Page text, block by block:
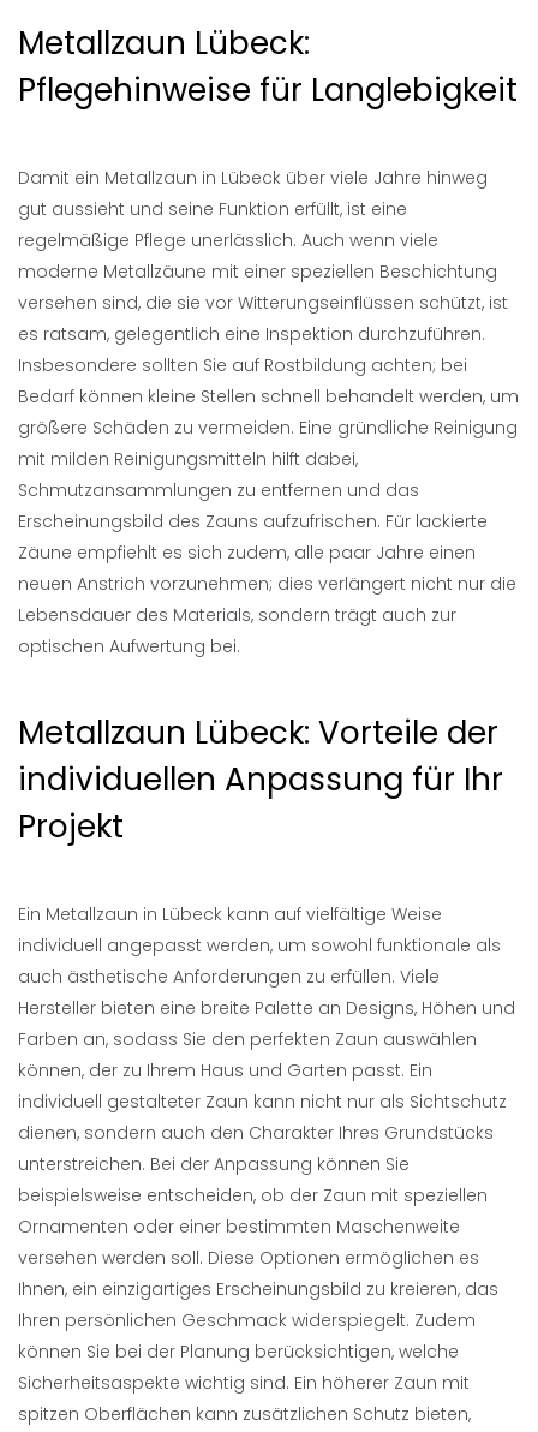
Metallzaun Lübeck:
Pflegehinweise für Langlebigkeit
Damit ein Metallzaun in Lübeck über viele Jahre hinweg
gut aussieht und seine Funktion erfüllt, ist eine
regelmäßige Pflege unerlässlich. Auch wenn viele
moderne Metallzäune mit einer speziellen Beschichtung
versehen sind, die sie vor Witterungseinflüssen schützt, ist
es ratsam, gelegentlich eine Inspektion durchzuführen.
Insbesondere sollten Sie auf Rostbildung achten; bei
Bedarf können kleine Stellen schnell behandelt werden, um
größere Schäden zu vermeiden. Eine gründliche Reinigung
mit milden Reinigungsmitteln hilft dabei,
Schmutzansammlungen zu entfernen und das
Erscheinungsbild des Zauns aufzufrischen. Für lackierte
Zäune empfiehlt es sich zudem, alle paar Jahre einen
neuen Anstrich vorzunehmen; dies verlängert nicht nur die
Lebensdauer des Materials, sondern trägt auch zur
optischen Aufwertung bei.
Metallzaun Lübeck: Vorteile der
individuellen Anpassung für Ihr
Projekt
Ein Metallzaun in Lübeck kann auf vielfältige Weise
individuell angepasst werden, um sowohl funktionale als
auch ästhetische Anforderungen zu erfüllen. Viele
Hersteller bieten eine breite Palette an Designs, Höhen und
Farben an, sodass Sie den perfekten Zaun auswählen
können, der zu Ihrem Haus und Garten passt. Ein
individuell gestalteter Zaun kann nicht nur als Sichtschutz
dienen, sondern auch den Charakter Ihres Grundstücks
unterstreichen. Bei der Anpassung können Sie
beispielsweise entscheiden, ob der Zaun mit speziellen
Ornamenten oder einer bestimmten Maschenweite
versehen werden soll. Diese Optionen ermöglichen es
Ihnen, ein einzigartiges Erscheinungsbild zu kreieren, das
Ihren persönlichen Geschmack widerspiegelt. Zudem
können Sie bei der Planung berücksichtigen, welche
Sicherheitsaspekte wichtig sind. Ein höherer Zaun mit
spitzen Oberflächen kann zusätzlichen Schutz bieten,